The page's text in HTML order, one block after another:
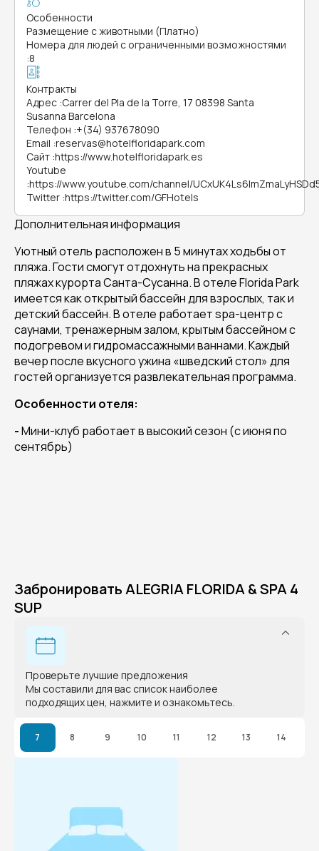
Особенности
Размещение с животными (Платно)
Номера для людей с ограниченными возможностями
:8
Контракты
Адрес :Carrer del Pla de la Torre, 17 08398 Santa
Susanna Barcelona
Телефон :+(34) 937678090
Email :reservas@hotelfloridapark.com
Сайт :https://www.hotelfloridapark.es
Youtube
:https://www.youtube.com/channel/
Twitter :https://twitter.com/GFHotels
Дополнительная информация
Уютный отель расположен в 5 минутах ходьбы от
пляжа. Гости смогут отдохнуть на прекрасных
пляжах курорта Санта-Сусанна. В отеле Florida Park
имеется как открытый бассейн для взрослых, так и
детский бассейн. В отеле работает spa-центр с
саунами, тренажерным залом, крытым бассейном с
подогревом и гидромассажными ваннами. Каждый
вечер после вкусного ужина «шведский стол» для
гостей организуется развлекательная программа.
Особенности отеля:
-Мини-клуб работает в высокий сезон (с июня по
сентябрь)
Забронировать ALEGRIA FLORIDA & SPA 4
SUP
Проверьте лучшие предложения
Мы составили для вас список наиболее
подходящих цен, нажмите и ознакомьтесь.
7 8 9 10 11 12 13 14